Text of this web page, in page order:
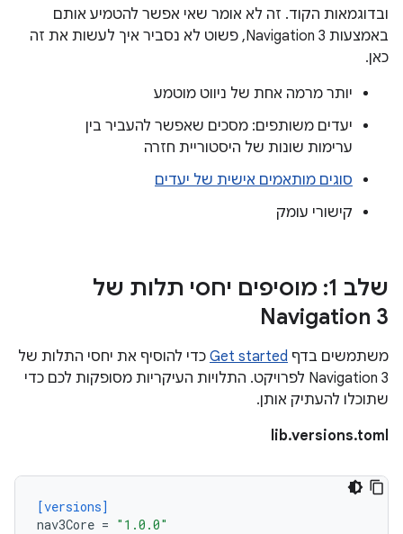
ובדוגמאות הקוד. זה לא אומר שאי אפשר להטמיע אותם
באמצעות Navigation 3, פשוט לא נסביר איך לעשות את זה
כאן.
יותר מרמה אחת של ניווט מוטמע
יעדים משותפים: מסכים שאפשר להעביר בין
ערימות שונות של היסטוריית חזרה
סוגים מותאמים אישית של יעדים
קישורי עומק
שלב 1: מוסיפים יחסי תלות של
Navigation 3
משתמשים בדף Get started כדי להוסיף את יחסי התלות של
Navigation 3 לפרויקט. התלויות העיקריות מסופקות לכם כדי
שתוכלו להעתיק אותן.
lib.versions.toml
[versions]
nav3Core = "1.0.0"